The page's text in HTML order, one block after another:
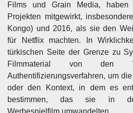
Films und Grain Media, haben
Projekten mitgewirkt,
Kongo) und 2016, als sie den
für Netflix machten. In
türkischen Seite der Grenze zu
Filmmaterial von den
Authentifizierungsverfahren, um
oder den Kontext, in dem es
bestimmen, das sie in den
Werbespielfilm umwandelten.